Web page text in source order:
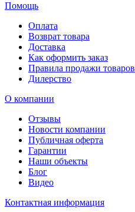
Помощь
Оплата
Возврат товара
Доставка
Как оформить заказ
Правила продажи товаров
Дилерство
О компании
Отзывы
Новости компании
Публичная оферта
Гарантии
Наши объекты
Блог
Видео
Контактная информация